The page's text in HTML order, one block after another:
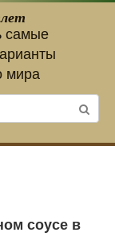
самые
мира
соусе в